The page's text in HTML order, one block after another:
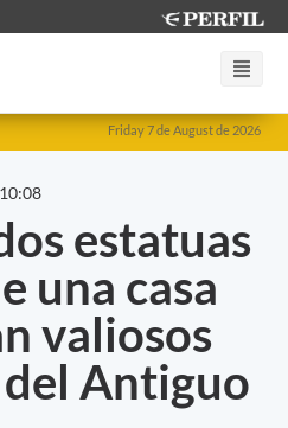
Friday 7 de August de 2026
estatuas
una casa
valiosos
Antiguo